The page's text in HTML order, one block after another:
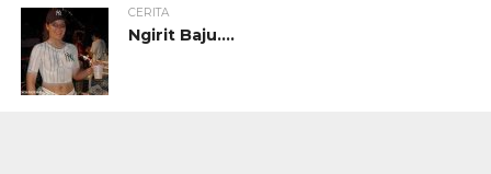
CERITA
Ngirit Baju….